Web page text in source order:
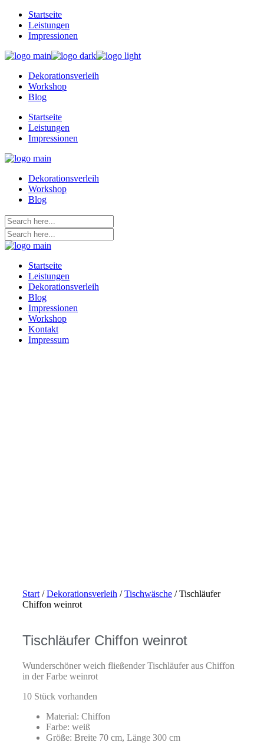
Skip
Startseite
Leistungen
Impressionen
Dekorationsverleih
Workshop
Blog
Startseite
Leistungen
Impressionen
Dekorationsverleih
Workshop
Blog
Startseite
Leistungen
Dekorationsverleih
Blog
Impressionen
Workshop
Kontakt
Impressum
Start /Dekorationsverleih /Tischwäsche / Tischläufer
Chiffon weinrot
Tischläufer Chiffon weinrot
Wunderschöner weich fließender Tischläufer aus Chiffon
in der Farbe weinrot
10 Stück vorhanden
Material: Chiffon
Farbe: weiß
Größe: Breite 70 cm, Länge 300 cm